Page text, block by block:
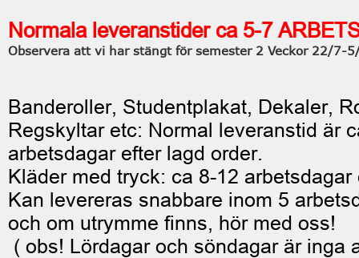
Normala leveranstider ca 5-7
Observera att vi har stängt för semester 2 Veckor 22/7-
Banderoller, Studentplakat, Dekaler,
Regskyltar etc: Normal leveranstid är
arbetsdagar efter lagd order.
Kläder med tryck: ca 8-12 arbetsdagar
Kan levereras snabbare inom 5
och om utrymme finns, hör med oss!
( obs! Lördagar och söndagar är inga